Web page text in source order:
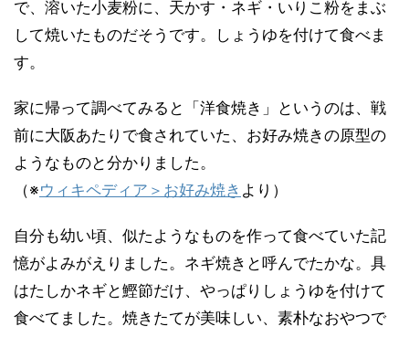
で、溶いた小麦粉に、天かす・ネギ・いりこ粉をまぶ
して焼いたものだそうです。しょうゆを付けて食べま
す。
家に帰って調べてみると「洋食焼き」というのは、戦
前に大阪あたりで食されていた、お好み焼きの原型の
ようなものと分かりました。
（※ウィキペディア＞お好み焼き より）
自分も幼い頃、似たようなものを作って食べていた記
憶がよみがえりました。ネギ焼きと呼んでたかな。具
はたしかネギと鰹節だけ、やっぱりしょうゆを付けて
食べてました。焼きたてが美味しい、素朴なおやつで